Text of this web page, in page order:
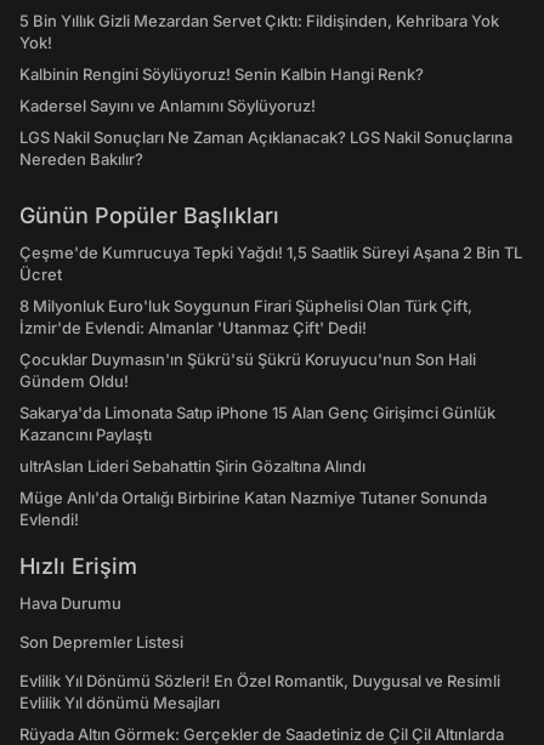
5 Bin Yıllık Gizli Mezardan Servet Çıktı: Fildişinden, Kehribara Yok
Yok!
Kalbinin Rengini Söylüyoruz! Senin Kalbin Hangi Renk?
Kadersel Sayını ve Anlamını Söylüyoruz!
LGS Nakil Sonuçları Ne Zaman Açıklanacak? LGS Nakil Sonuçlarına
Nereden Bakılır?
Günün Popüler Başlıkları
Çeşme'de Kumrucuya Tepki Yağdı! 1,5 Saatlik Süreyi Aşana 2 Bin TL
Ücret
8 Milyonluk Euro'luk Soygunun Firari Şüphelisi Olan Türk Çift,
İzmir'de Evlendi: Almanlar 'Utanmaz Çift' Dedi!
Çocuklar Duymasın'ın Şükrü'sü Şükrü Koruyucu'nun Son Hali
Gündem Oldu!
Sakarya'da Limonata Satıp iPhone 15 Alan Genç Girişimci Günlük
Kazancını Paylaştı
ultrAslan Lideri Sebahattin Şirin Gözaltına Alındı
Müge Anlı'da Ortalığı Birbirine Katan Nazmiye Tutaner Sonunda
Evlendi!
Hızlı Erişim
Hava Durumu
Son Depremler Listesi
Evlilik Yıl Dönümü Sözleri! En Özel Romantik, Duygusal ve Resimli
Evlilik Yıl dönümü Mesajları
Rüyada Altın Görmek: Gerçekler de Saadetiniz de Çil Çil Altınlarda